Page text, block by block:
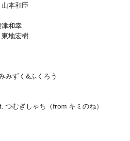
本和臣
津和幸
地宏樹
みずく&ふくろう
つむぎしゃち（from キミのね）